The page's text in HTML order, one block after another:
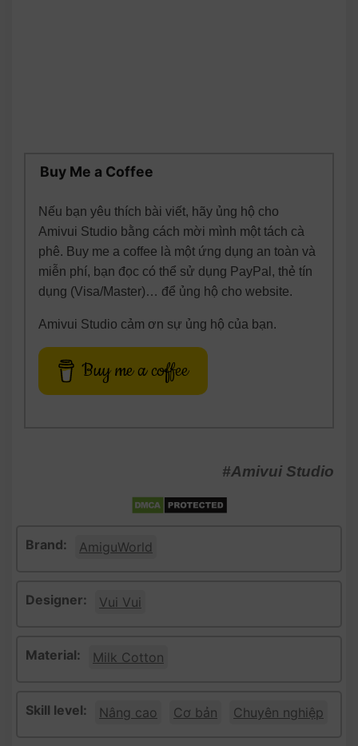
Buy Me a Coffee
Nếu bạn yêu thích bài viết, hãy ủng hộ cho
Amivui Studio bằng cách mời mình một tách cà
phê. Buy me a coffee là một ứng dụng an toàn và
miễn phí, bạn đọc có thể sử dụng PayPal, thẻ tín
dụng (Visa/Master)… để ủng hộ cho website.
Amivui Studio cảm ơn sự ủng hộ của bạn.
Buy me a coffee
#Amivui Studio
Brand: AmiguWorld
Designer: Vui Vui
Material: Milk Cotton
Skill level: Nâng cao Cơ bản Chuyên nghiệp